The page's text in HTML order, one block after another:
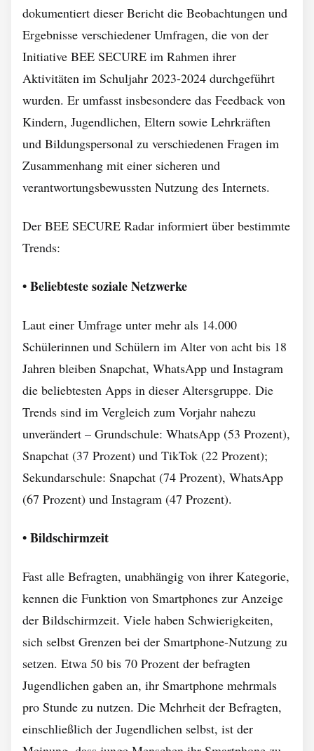
dokumentiert dieser Bericht die Beobachtungen und
Ergebnisse verschiedener Umfragen, die von der
Initiative BEE SECURE im Rahmen ihrer
Aktivitäten im Schuljahr 2023-2024 durchgeführt
wurden. Er umfasst insbesondere das Feedback von
Kindern, Jugendlichen, Eltern sowie Lehrkräften
und Bildungspersonal zu verschiedenen Fragen im
Zusammenhang mit einer sicheren und
verantwortungsbewussten Nutzung des Internets.
Der BEE SECURE Radar informiert über bestimmte
Trends:
• Beliebteste soziale Netzwerke
Laut einer Umfrage unter mehr als 14.000
Schülerinnen und Schülern im Alter von acht bis 18
Jahren bleiben Snapchat, WhatsApp und Instagram
die beliebtesten Apps in dieser Altersgruppe. Die
Trends sind im Vergleich zum Vorjahr nahezu
unverändert – Grundschule: WhatsApp (53 Prozent),
Snapchat (37 Prozent) und TikTok (22 Prozent);
Sekundarschule: Snapchat (74 Prozent), WhatsApp
(67 Prozent) und Instagram (47 Prozent).
• Bildschirmzeit
Fast alle Befragten, unabhängig von ihrer Kategorie,
kennen die Funktion von Smartphones zur Anzeige
der Bildschirmzeit. Viele haben Schwierigkeiten,
sich selbst Grenzen bei der Smartphone-Nutzung zu
setzen. Etwa 50 bis 70 Prozent der befragten
Jugendlichen gaben an, ihr Smartphone mehrmals
pro Stunde zu nutzen. Die Mehrheit der Befragten,
einschließlich der Jugendlichen selbst, ist der